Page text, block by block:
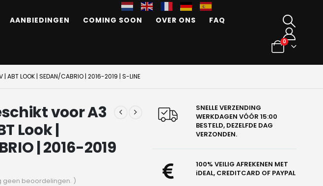
AANBIEDINGEN COMING SOON OVER ONS FAQ
0
| ABT LOOK | SEDAN/CABRIO | 2016-2019 | S-LINE
voor A3
Look |
| 2016-2019
geen beoordelingen. )
SNELLE VERZENDING
WERKDAGEN VÓÓR 15:00
BESTELD, DEZELFDE DAG
VERZONDEN.
100% VEILIG AFREKENEN MET
iDEAL, CREDITCARD OF PAYPAL